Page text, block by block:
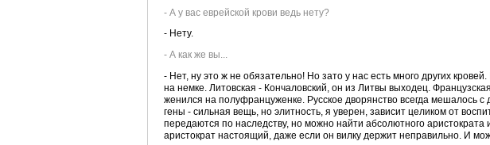
- А у вас еврейской крови ведь нету?
- Нету.
- А как же вы...
- Нет, ну это ж не обязательно! Но зато у нас есть много других
на немке. Литовская - Кончаловский, он из Литвы выходец.
женился на полуфранцуженке. Русское дворянство всегда мешалось с
гены - сильная вещь, но элитность, я уверен, зависит целиком от
передаются по наследству, но можно найти абсолютного аристократа
аристократ настоящий, даже если он вилку держит неправильно. И